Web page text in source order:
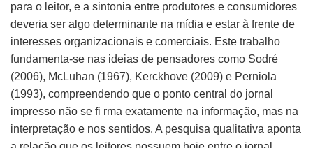
para o leitor, e a sintonia entre produtores e consumidores
deveria ser algo determinante na mídia e estar à frente de
interesses organizacionais e comerciais. Este trabalho
fundamenta-se nas ideias de pensadores como Sodré
(2006), McLuhan (1967), Kerckhove (2009) e Perniola
(1993), compreendendo que o ponto central do jornal
impresso não se fi rma exatamente na informação, mas na
interpretação e nos sentidos. A pesquisa qualitativa aponta